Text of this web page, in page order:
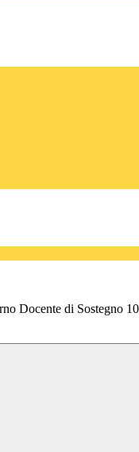
Docente di Sostegno